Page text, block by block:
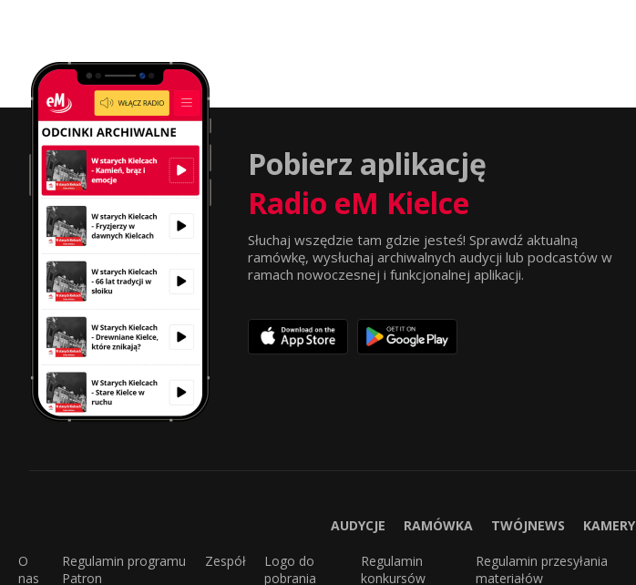
Pobierz aplikację
Radio eM Kielce
Słuchaj wszędzie tam gdzie jesteś! Sprawdź aktualną
ramówkę, wysłuchaj archiwalnych audycji lub podcastów w
ramach nowoczesnej i funkcjonalnej aplikacji.
AUDYCJE RAMÓWKA TWÓJNEWS KAMERY
O
nas
Regulamin programu
Patron
Zespół
Logo do
pobrania
Regulamin
konkursów
Regulamin przesyłania
materiałów